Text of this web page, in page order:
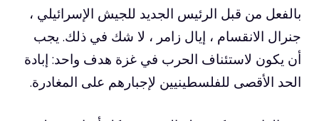
بالفعل من قبل الرئيس الجديد للجيش الإسرائيلي ،
جنرال الانقسام ، إيال زامر ، لا شك في ذلك. يجب
أن يكون لاستئناف الحرب في غزة هدف واحد: إبادة
الحد الأقصى للفلسطينيين لإجبارهم على المغادرة.